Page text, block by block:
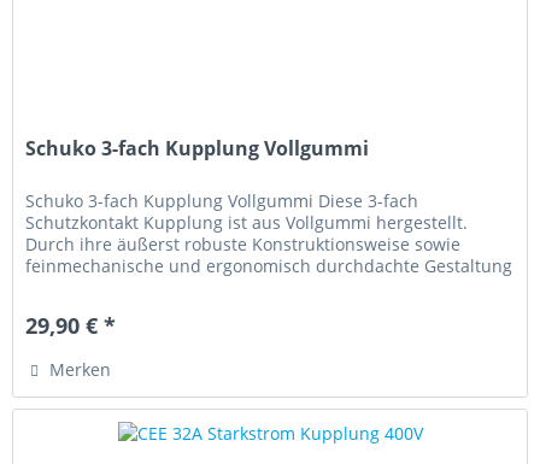
Schuko 3-fach Kupplung Vollgummi
Schuko 3-fach Kupplung Vollgummi Diese 3-fach
Schutzkontakt Kupplung ist aus Vollgummi hergestellt.
Durch ihre äußerst robuste Konstruktionsweise sowie
feinmechanische und ergonomisch durchdachte Gestaltung
29,90 € *
Merken